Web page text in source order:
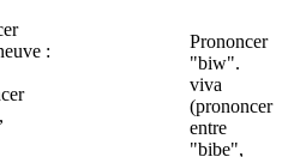
:
Prononcer
"biw".
viva
(prononcer
entre
"bibe",